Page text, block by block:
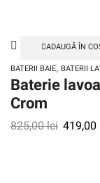
ADAUGĂ ÎN
BATERII BAIE, BATERII
Baterie
Crom
825,00lei 419,00